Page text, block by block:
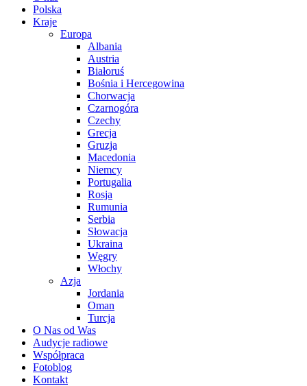
Polska
Kraje
Europa
Albania
Austria
Białoruś
Bośnia i Hercegowina
Chorwacja
Czarnogóra
Czechy
Grecja
Gruzja
Macedonia
Niemcy
Portugalia
Rosja
Rumunia
Serbia
Słowacja
Ukraina
Węgry
Włochy
Azja
Jordania
Oman
Turcja
O Nas od Was
Audycje radiowe
Współpraca
Fotoblog
Kontakt